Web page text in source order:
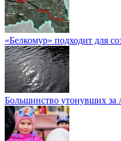
«Белкомур» подходит для
Большинство утонувших